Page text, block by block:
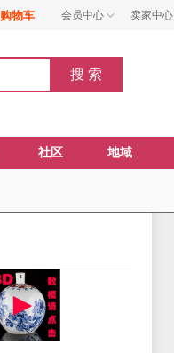
购物车 会员中心 卖家中心
社区 地域